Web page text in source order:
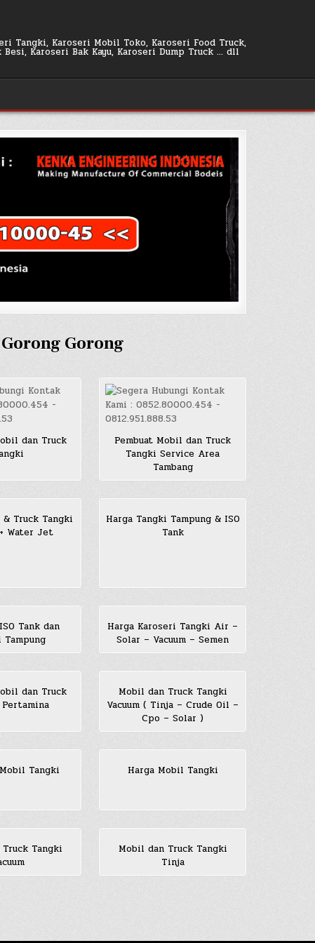
Tangki, Karoseri Mobil Toko, Karoseri Food Truck,
Karoseri Bak Kayu, Karoseri Dump Truck … dll
Gorong
dan Truck
Pembuat Mobil dan Truck
Tangki Service Area
Tambang
Truck Tangki
Water Jet
Harga Tangki Tampung & ISO
Tank
Tank dan
Tampung
Harga Karoseri Tangki Air –
Solar – Vacuum – Semen
dan Truck
Mobil dan Truck Tangki
Vacuum ( Tinja – Crude Oil –
Cpo – Solar )
Tangki Harga Mobil Tangki
Tangki
Mobil dan Truck Tangki
Tinja